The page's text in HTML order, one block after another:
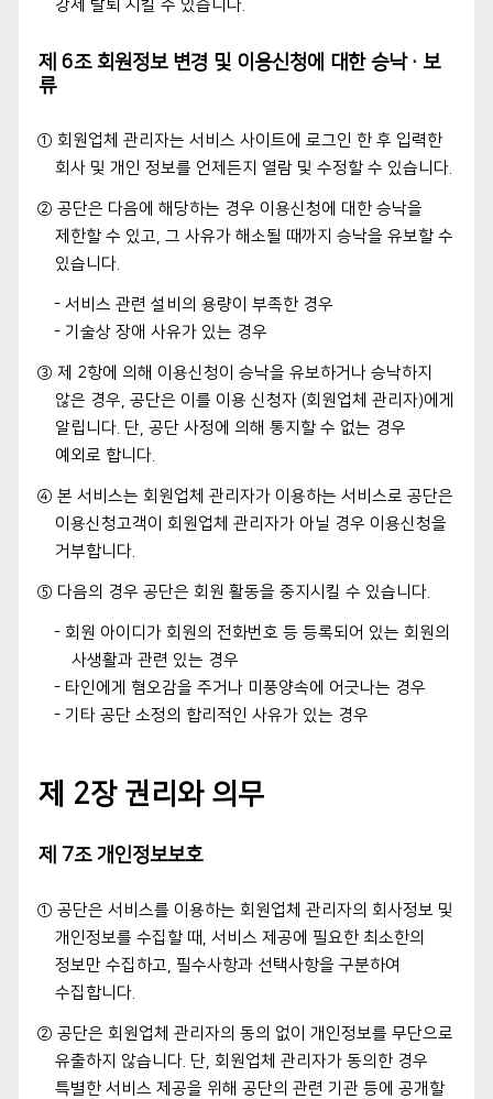
강제 탈퇴 시킬 수 있습니다.
제 6조 회원정보 변경 및 이용신청에 대한 승낙·보
류
① 회원업체 관리자는 서비스 사이트에 로그인 한 후 입력한
회사 및 개인 정보를 언제든지 열람 및 수정할 수 있습니다.
② 공단은 다음에 해당하는 경우 이용신청에 대한 승낙을
제한할 수 있고, 그 사유가 해소될 때까지 승낙을 유보할 수
있습니다.
- 서비스 관련 설비의 용량이 부족한 경우
- 기술상 장애 사유가 있는 경우
③ 제 2항에 의해 이용신청이 승낙을 유보하거나 승낙하지
않은 경우, 공단은 이를 이용 신청자 (회원업체 관리자)에게
알립니다. 단, 공단 사정에 의해 통지할 수 없는 경우
예외로 합니다.
④ 본 서비스는 회원업체 관리자가 이용하는 서비스로 공단은
이용신청고객이 회원업체 관리자가 아닐 경우 이용신청을
거부합니다.
⑤ 다음의 경우 공단은 회원 활동을 중지시킬 수 있습니다.
- 회원 아이디가 회원의 전화번호 등 등록되어 있는 회원의
사생활과 관련 있는 경우
- 타인에게 혐오감을 주거나 미풍양속에 어긋나는 경우
- 기타 공단 소정의 합리적인 사유가 있는 경우
제 2장 권리와 의무
제 7조 개인정보보호
① 공단은 서비스를 이용하는 회원업체 관리자의 회사정보 및
개인정보를 수집할 때, 서비스 제공에 필요한 최소한의
정보만 수집하고, 필수사항과 선택사항을 구분하여
수집합니다.
② 공단은 회원업체 관리자의 동의 없이 개인정보를 무단으로
유출하지 않습니다. 단, 회원업체 관리자가 동의한 경우
특별한 서비스 제공을 위해 공단의 관련 기관 등에 공개할